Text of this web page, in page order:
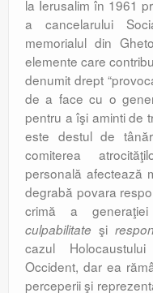
la Ierusalim în 1961
a cancelarului
memorialul din
elemente care
denumit drept
de a face cu o
pentru a îşi aminti de
este destul de
comiterea
personală afectează
degrabă povara
crimă a generaţiei
culpabilitate şi
cazul
Occident, dar ea
perceperii şi